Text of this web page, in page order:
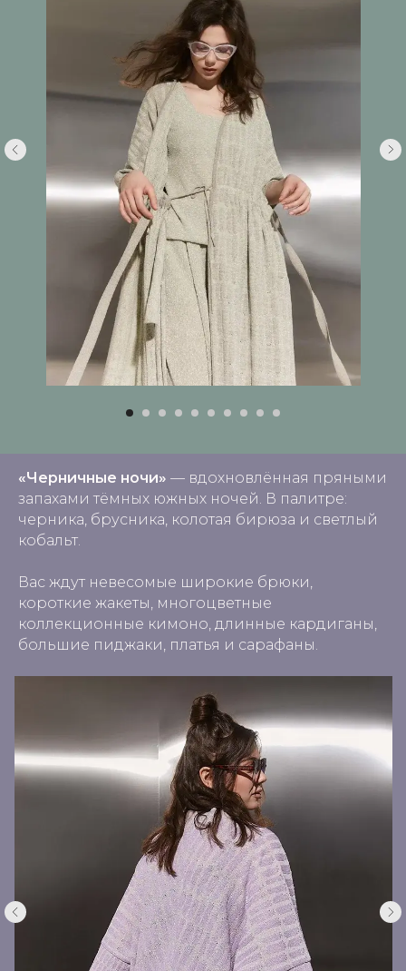
«Черничные ночи» — вдохновлённая пряными
запахами тёмных южных ночей. В палитре:
черника, брусника, колотая бирюза и светлый
кобальт.
Вас ждут невесомые широкие брюки,
короткие жакеты, многоцветные
коллекционные кимоно, длинные кардиганы,
большие пиджаки, платья и сарафаны.